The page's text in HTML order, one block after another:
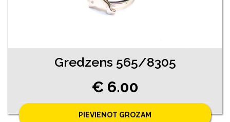
Gredzens 565/8305
€ 6.00
PIEVIENOT GROZAM